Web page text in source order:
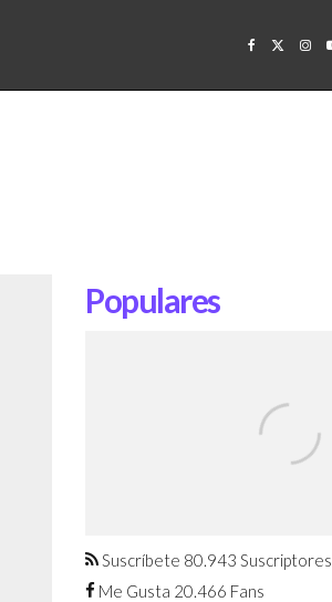
Populares
agosto
Suscríbete 80.943 Suscriptores
Me Gusta 20.466 Fans